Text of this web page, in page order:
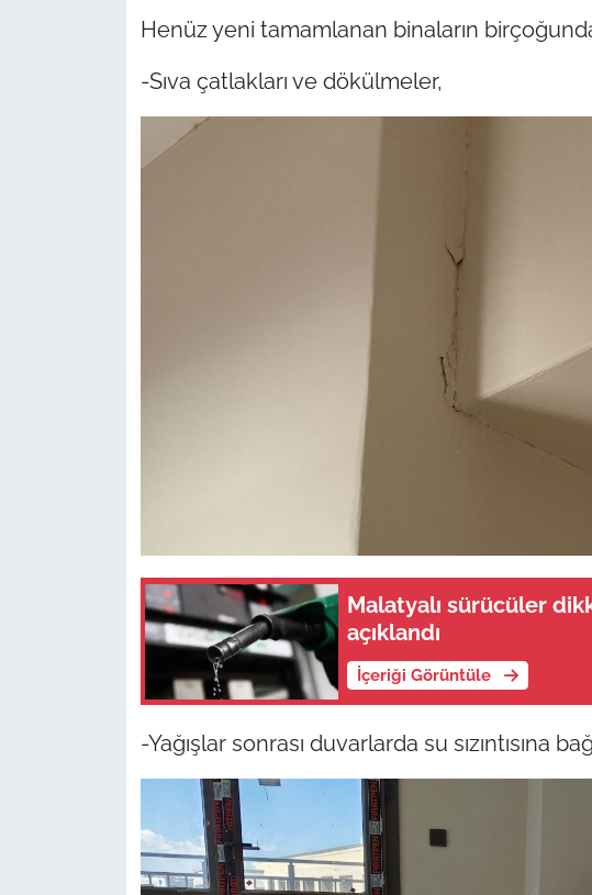
Henüz yeni tamamlanan binaların
-Sıva çatlakları ve dökülmeler,
Malatyalı sürücüler
açıklandı
İçeriği Görüntüle
-Yağışlar sonrası duvarlarda su sızıntısına